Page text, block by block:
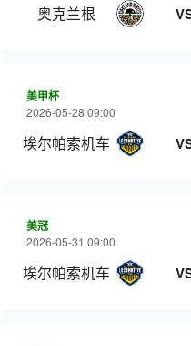
奥克兰根
美甲杯
2026-05-28 09:00
埃尔帕索机车
美冠
2026-05-31 09:00
埃尔帕索机车